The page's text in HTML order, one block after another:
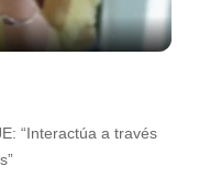
“Interactúa a través